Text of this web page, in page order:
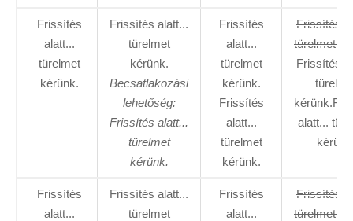
Frissítés
alatt...
türelmet
kérünk.
Frissítés alatt...
türelmet
kérünk.
Becsatlakozási
lehetőség:
Frissítés alatt...
türelmet
kérünk.
Frissítés
alatt...
türelmet
kérünk.
Frissítés
alatt...
türelmet
kérünk.
Frissítés
türelmet
Frissítés
alatt...
Frissítés
alatt...
Frissítés alatt...
türelmet
Frissítés
alatt...
Frissítés
türelmet